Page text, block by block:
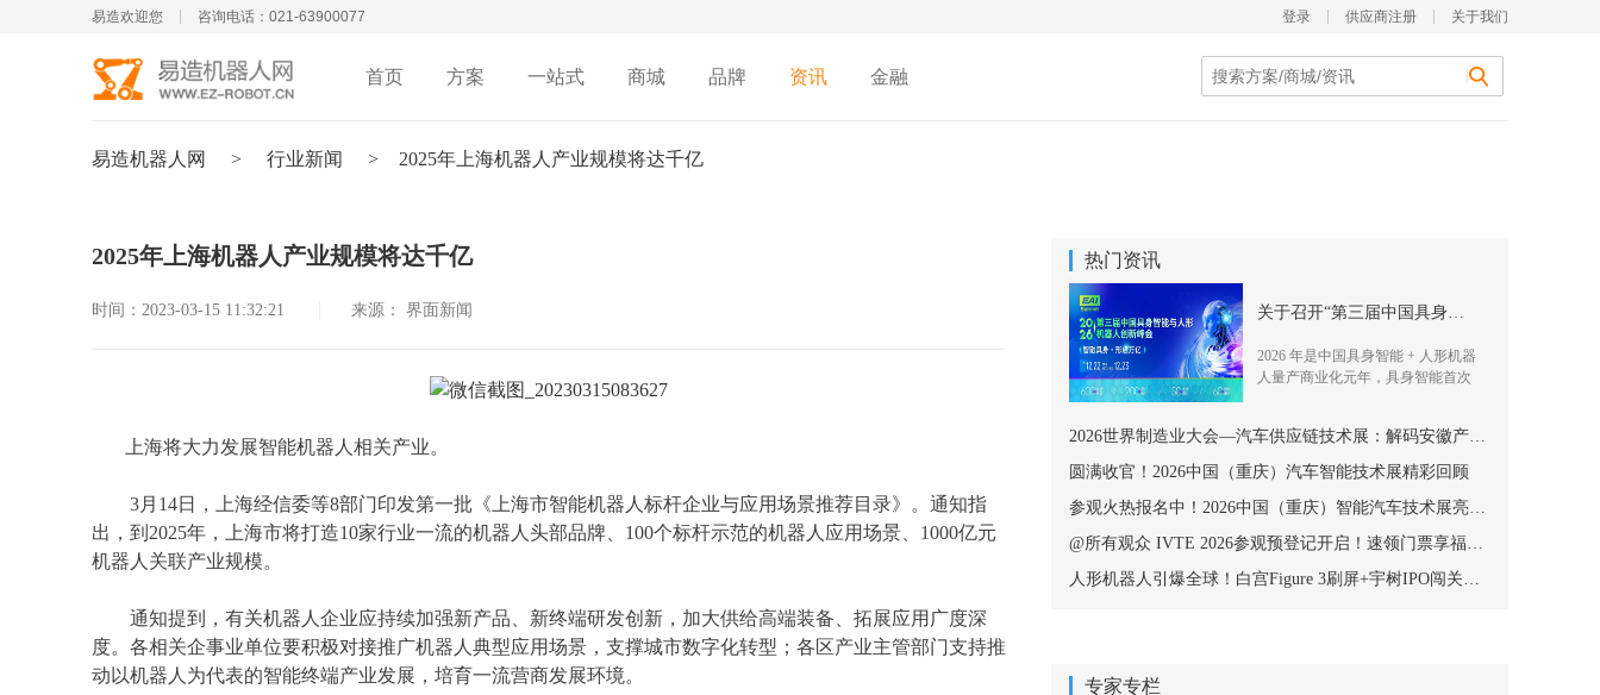
易造欢迎您 咨询电话：021-63900077 关于我们
供应商注册
登录
首页 方案 一站式 商城 品牌 资讯 金融
易造机器人网 > 行业新闻 > 2025年上海机器人产业规模将达千亿
2025年上海机器人产业规模将达千亿
时间：2023-03-15 11:32:21 来源： 界面新闻
上海将大力发展智能机器人 相关产业。
3月14日，上海经信委等8部门印发第一批《上海市智能机器人 标杆企业与应用场景推荐目录》。通知指
出，到2025年，上海市将打造10家行业一流的机器人头部品牌、100个标杆示范的机器人应用场景、1000亿元
机器人关联产业规模。
通知提到，有关机器人企业应持续加强新产品、新终端研发创新，加大供给高端装备、拓展应用广度深
度。各相关企事业单位要积极对接推广机器人典型应用场景，支撑城市数字化转型；各区产业主管部门支持推
动以机器人为代表的智能终端产业发展，培育一流营商发展环境。
热门资讯
关于召开“第三届中国具身智能与人形机器人创新峰会”的通知
2026 年是中国具身智能 + 人形机器
人量产商业化元年，具身智能首次
2026世界制造业大会—汽车供应链技术展：解码安徽产业生态
圆满收官！2026中国（重庆）汽车智能技术展精彩回顾
参观火热报名中！2026中国（重庆）智能汽车技术展亮点速戳~
@所有观众 IVTE 2026参观预登记开启！速领门票享福利！
人形机器人引爆全球！白宫Figure 3刷屏+宇树IPO闯关，2026杭州峰会重磅嘉宾抢先亮相
专家专栏